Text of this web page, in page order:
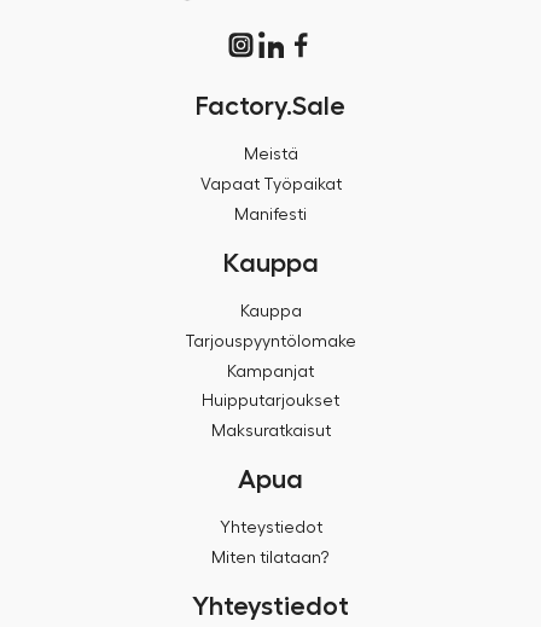
Factory.Sale
Meistä
Vapaat Työpaikat
Manifesti
Kauppa
Kauppa
Tarjouspyyntölomake
Kampanjat
Huipputarjoukset
Maksuratkaisut
Apua
Yhteystiedot
Miten tilataan?
Yhteystiedot